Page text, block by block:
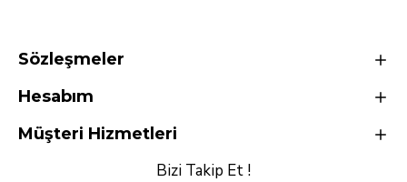
Sözleşmeler
Hesabım
Müşteri Hizmetleri
Bizi Takip Et !